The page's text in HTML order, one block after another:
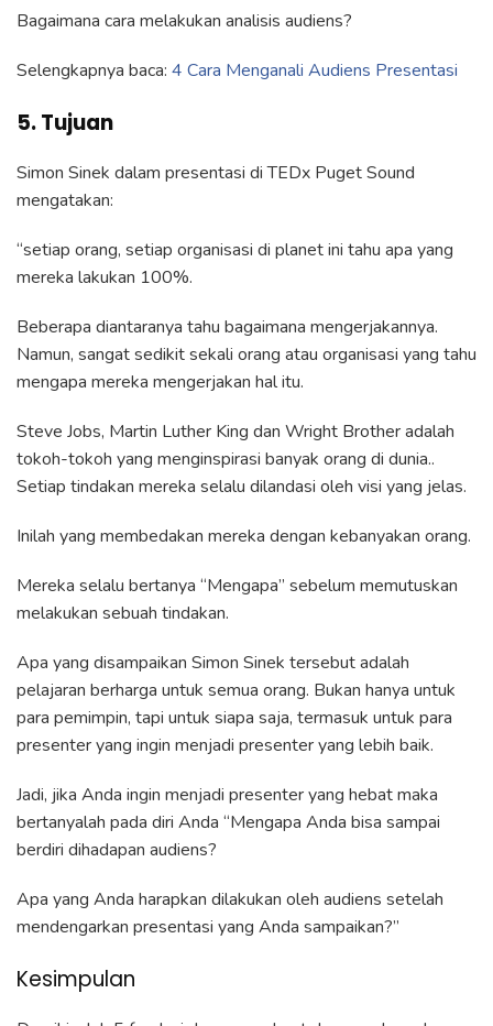
Bagaimana cara melakukan analisis audiens?
Selengkapnya baca: 4 Cara Menganali Audiens Presentasi
5. Tujuan
Simon Sinek dalam presentasi di TEDx Puget Sound
mengatakan:
“setiap orang, setiap organisasi di planet ini tahu apa yang
mereka lakukan 100%.
Beberapa diantaranya tahu bagaimana mengerjakannya.
Namun, sangat sedikit sekali orang atau organisasi yang tahu
mengapa mereka mengerjakan hal itu.
Steve Jobs, Martin Luther King dan Wright Brother adalah
tokoh-tokoh yang menginspirasi banyak orang di dunia..
Setiap tindakan mereka selalu dilandasi oleh visi yang jelas.
Inilah yang membedakan mereka dengan kebanyakan orang.
Mereka selalu bertanya “Mengapa” sebelum memutuskan
melakukan sebuah tindakan.
Apa yang disampaikan Simon Sinek tersebut adalah
pelajaran berharga untuk semua orang. Bukan hanya untuk
para pemimpin, tapi untuk siapa saja, termasuk untuk para
presenter yang ingin menjadi presenter yang lebih baik.
Jadi, jika Anda ingin menjadi presenter yang hebat maka
bertanyalah pada diri Anda “Mengapa Anda bisa sampai
berdiri dihadapan audiens?
Apa yang Anda harapkan dilakukan oleh audiens setelah
mendengarkan presentasi yang Anda sampaikan?”
Kesimpulan